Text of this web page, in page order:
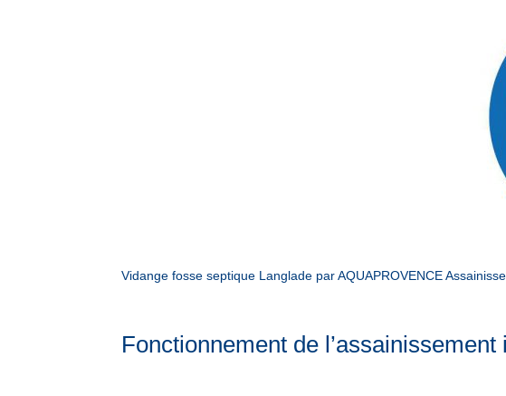
Vidange fosse septique Langlade par AQUAPROVENCE
Fonctionnement de l’assainissement